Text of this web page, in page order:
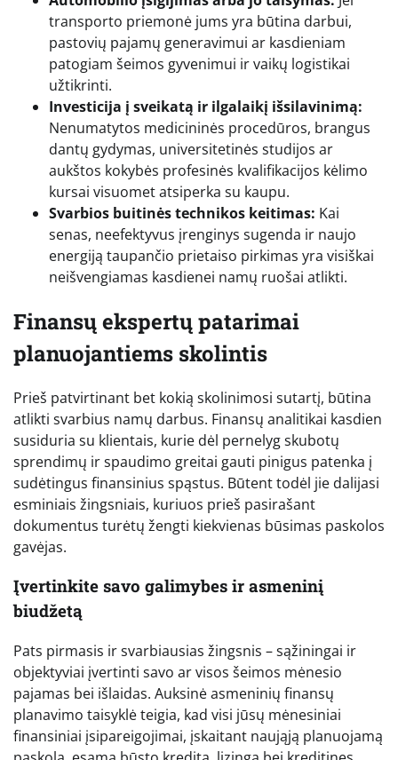
transporto priemonė jums yra būtina darbui,
pastovių pajamų generavimui ar kasdieniam
patogiam šeimos gyvenimui ir vaikų logistikai
užtikrinti.
Investicija į sveikatą ir ilgalaikį išsilavinimą:
Nenumatytos medicininės procedūros, brangus
dantų gydymas, universitetinės studijos ar
aukštos kokybės profesinės kvalifikacijos kėlimo
kursai visuomet atsiperka su kaupu.
Svarbios buitinės technikos keitimas: Kai
senas, neefektyvus įrenginys sugenda ir naujo
energiją taupančio prietaiso pirkimas yra visiškai
neišvengiamas kasdienei namų ruošai atlikti.
Finansų ekspertų patarimai
planuojantiems skolintis
Prieš patvirtinant bet kokią skolinimosi sutartį, būtina
atlikti svarbius namų darbus. Finansų analitikai kasdien
susiduria su klientais, kurie dėl pernelyg skubotų
sprendimų ir spaudimo greitai gauti pinigus patenka į
sudėtingus finansinius spąstus. Būtent todėl jie dalijasi
esminiais žingsniais, kuriuos prieš pasirašant
dokumentus turėtų žengti kiekvienas būsimas paskolos
gavėjas.
Įvertinkite savo galimybes ir asmeninį
biudžetą
Pats pirmasis ir svarbiausias žingsnis – sąžiningai ir
objektyviai įvertinti savo ar visos šeimos mėnesio
pajamas bei išlaidas. Auksinė asmeninių finansų
planavimo taisyklė teigia, kad visi jūsų mėnesiniai
finansiniai įsipareigojimai, įskaitant naująją planuojamą